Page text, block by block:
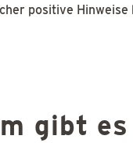
positive
gibt